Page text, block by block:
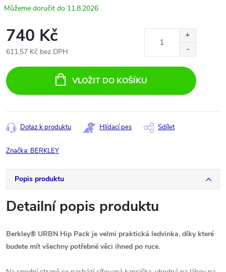
11.8.2026
740 Kč
611,57 Kč bez DPH
cena:
VLOŽIT DO KOŠÍKU
Dotaz k produktu Hlídací pes Sdílet
Značka: BERKLEY
Popis produktu
Detailní popis produktu
Berkley® URBN Hip Pack je velmi praktická ledvinka, díky které
budete mít všechny potřebné věci ihned po ruce.